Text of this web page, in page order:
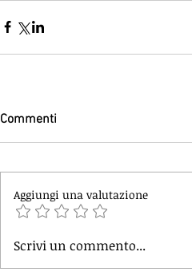
Commenti
Aggiungi una valutazione
Scrivi un commento...